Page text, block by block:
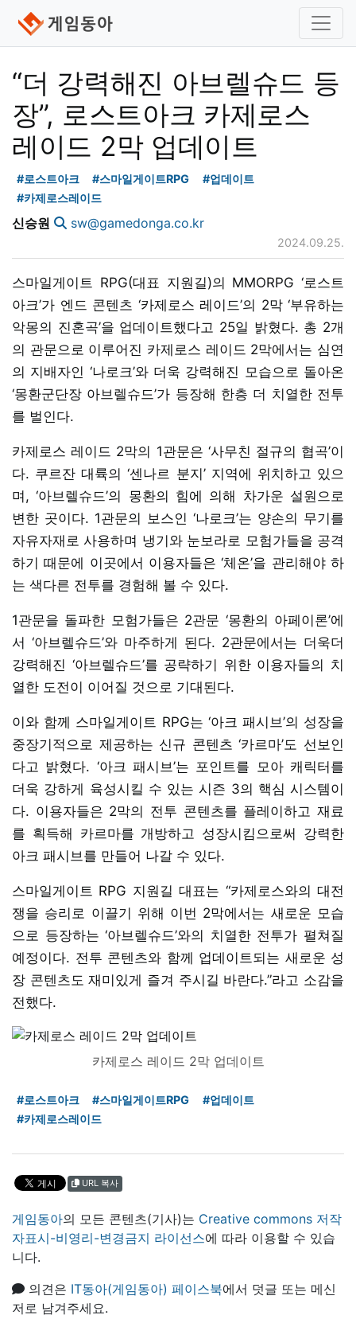
“더 강력해진 아브렐슈드 등
장”, 로스트아크 카제로스
레이드 2막 업데이트
#로스트아크 #스마일게이트RPG
#업데이트
#카제로스레이드
신승원 sw@gamedonga.co.kr
2024.09.25.
스마일게이트 RPG(대표 지원길)의 MMORPG ‘로스트
아크’가 엔드 콘텐츠 ‘카제로스 레이드’의 2막 ‘부유하는
악몽의 진혼곡’을 업데이트했다고 25일 밝혔다. 총 2개
의 관문으로 이루어진 카제로스 레이드 2막에서는 심연
의 지배자인 ‘나로크’와 더욱 강력해진 모습으로 돌아온
‘몽환군단장 아브렐슈드’가 등장해 한층 더 치열한 전투
를 벌인다.
카제로스 레이드 2막의 1관문은 ‘사무친 절규의 협곡’이
다. 쿠르잔 대륙의 ‘센나르 분지’ 지역에 위치하고 있으
며, ‘아브렐슈드’의 몽환의 힘에 의해 차가운 설원으로
변한 곳이다. 1관문의 보스인 ‘나로크’는 양손의 무기를
자유자재로 사용하며 냉기와 눈보라로 모험가들을 공격
하기 때문에 이곳에서 이용자들은 ‘체온’을 관리해야 하
는 색다른 전투를 경험해 볼 수 있다.
1관문을 돌파한 모험가들은 2관문 ‘몽환의 아페이론’에
서 ‘아브렐슈드’와 마주하게 된다. 2관문에서는 더욱더
강력해진 ‘아브렐슈드’를 공략하기 위한 이용자들의 치
열한 도전이 이어질 것으로 기대된다.
이와 함께 스마일게이트 RPG는 ‘아크 패시브’의 성장을
중장기적으로 제공하는 신규 콘텐츠 ‘카르마’도 선보인
다고 밝혔다. ‘아크 패시브’는 포인트를 모아 캐릭터를
더욱 강하게 육성시킬 수 있는 시즌 3의 핵심 시스템이
다. 이용자들은 2막의 전투 콘텐츠를 플레이하고 재료
를 획득해 카르마를 개방하고 성장시킴으로써 강력한
아크 패시브를 만들어 나갈 수 있다.
스마일게이트 RPG 지원길 대표는 “카제로스와의 대전
쟁을 승리로 이끌기 위해 이번 2막에서는 새로운 모습
으로 등장하는 ‘아브렐슈드’와의 치열한 전투가 펼쳐질
예정이다. 전투 콘텐츠와 함께 업데이트되는 새로운 성
장 콘텐츠도 재미있게 즐겨 주시길 바란다.”라고 소감을
전했다.
카제로스 레이드 2막 업데이트
#로스트아크 #스마일게이트RPG
#업데이트
#카제로스레이드
URL 복사
게임동아의 모든 콘텐츠(기사)는 Creative commons 저작
자표시-비영리-변경금지 라이선스에 따라 이용할 수 있습
니다.
의견은 IT동아(게임동아) 페이스북에서 덧글 또는 메신
저로 남겨주세요.